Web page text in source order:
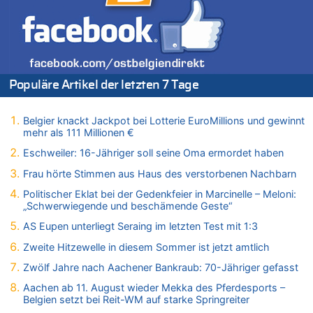
Figur in Rio – Kitsch, Kunst oder Religion?
09.08.2026 - 21:06 von Marcel Scholzen Eimerscheid zu
Gigantische Marienstatue in Polen – Größer als die Christus-
Figur in Rio – Kitsch, Kunst oder Religion?
09.08.2026 - 21:01 von Vermute mal zu
Politischer Eklat bei der Gedenkfeier in Marcinelle – Meloni:
09.08.2026 - 20:53 von Wolfgang2 zu
Gigantische Marienstatue in Polen – Größer als die Christus-
Figur in Rio – Kitsch, Kunst oder Religion?
09.08.2026 - 20:29 von Hans L. zu
Figur in Rio – Kitsch, Kunst oder Religion?
Gigantische Marienstatue in Polen – Größer als die Christus-
Figur in Rio – Kitsch, Kunst oder Religion?
09.08.2026 - 20:10 von WK zu
09.08.2026 - 20:07 von WK zu
Populäre Artikel der letzten 7 Tage
Belgier knackt Jackpot bei Lotterie EuroMillions und gewinnt
mehr als 111 Millionen €
Eschweiler: 16-Jähriger soll seine Oma ermordet haben
Frau hörte Stimmen aus Haus des verstorbenen Nachbarn
Politischer Eklat bei der Gedenkfeier in Marcinelle – Meloni:
„Schwerwiegende und beschämende Geste“
AS Eupen unterliegt Seraing im letzten Test mit 1:3
Zweite Hitzewelle in diesem Sommer ist jetzt amtlich
Zwölf Jahre nach Aachener Bankraub: 70-Jähriger gefasst
Aachen ab 11. August wieder Mekka des Pferdesports –
Belgien setzt bei Reit-WM auf starke Springreiter